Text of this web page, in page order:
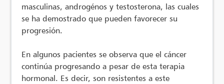
masculinas, androgénos y testosterona, las cuales
se ha demostrado que pueden favorecer su
progresión.
En algunos pacientes se observa que el cáncer
continúa progresando a pesar de esta terapia
hormonal. Es decir, son resistentes a este